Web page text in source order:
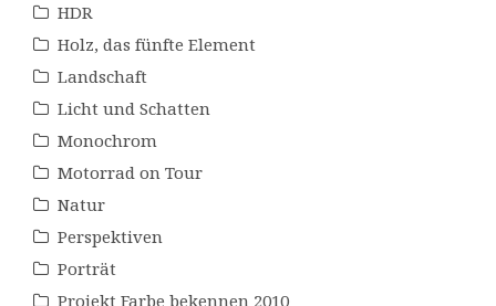
HDR
Holz, das fünfte Element
Landschaft
Licht und Schatten
Monochrom
Motorrad on Tour
Natur
Perspektiven
Porträt
Projekt Farbe bekennen 2010